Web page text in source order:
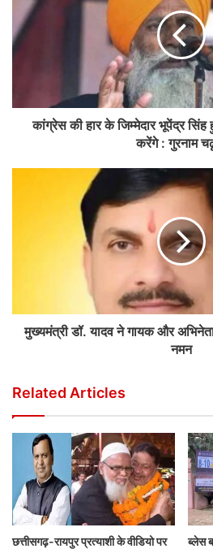
कांग्रेस की हार के जिम्मेदार भूपेंद्र
करेंगे : गुरनाम
मुख्यमंत्री डॉ. यादव ने गायक और
नमन
Related Articles
छत्तीसगढ़-रायपुर प्रत्याशी के वीडियो पर
ब्लेस